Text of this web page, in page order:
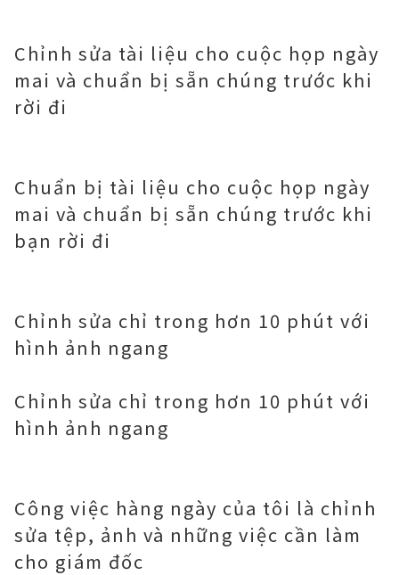
Chỉnh sửa tài liệu cho cuộc họp ngày
mai và chuẩn bị sẵn chúng trước khi
rời đi
Chuẩn bị tài liệu cho cuộc họp ngày
mai và chuẩn bị sẵn chúng trước khi
bạn rời đi
Chỉnh sửa chỉ trong hơn 10 phút với
hình ảnh ngang
Chỉnh sửa chỉ trong hơn 10 phút với
hình ảnh ngang
Công việc hàng ngày của tôi là chỉnh
sửa tệp, ảnh và những việc cần làm
cho giám đốc